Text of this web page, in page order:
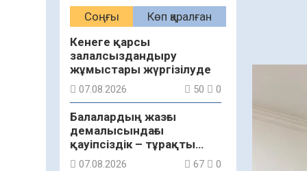
Соңғы
Көп қаралған
Кенеге қарсы
залалсыздандыру
жұмыстары жүргізілуде
07.08.2026 50 0
Балалардың жазғы
демалысындағы
қауіпсіздік – тұрақты
бақылауда
07.08.2026 67 0